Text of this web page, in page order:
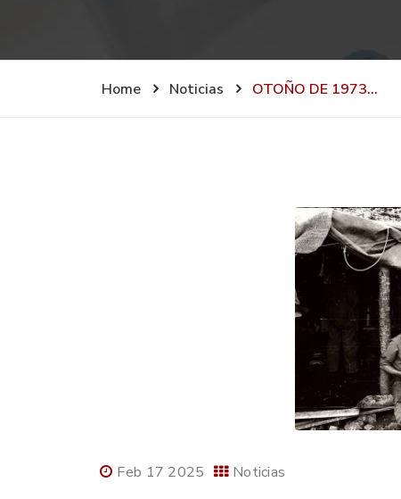
Home Noticias OTOÑO DE 1973…
Feb 17 2025 Noticias